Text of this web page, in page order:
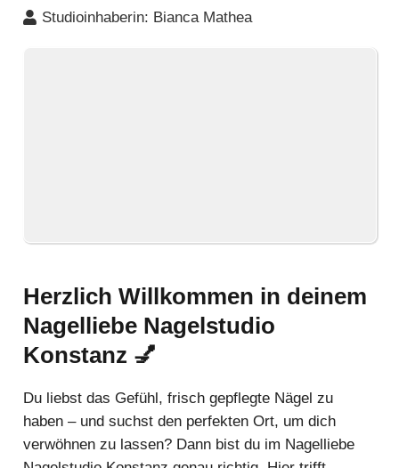
Studioinhaberin: Bianca Mathea
Herzlich Willkommen in deinem
Nagelliebe Nagelstudio
Konstanz 💅
Du liebst das Gefühl, frisch gepflegte Nägel zu
haben – und suchst den perfekten Ort, um dich
verwöhnen zu lassen? Dann bist du im Nagelliebe